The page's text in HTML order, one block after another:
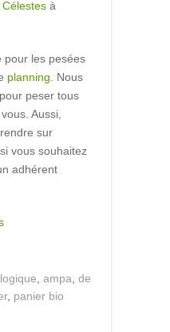
à
pour les pesées
planning . Nous
peser tous
Aussi,
sur
si vous souhaitez
adhérent
ampa de
, panier bio